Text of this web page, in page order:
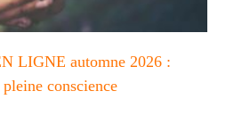
LIGNE automne 2026 :
conscience